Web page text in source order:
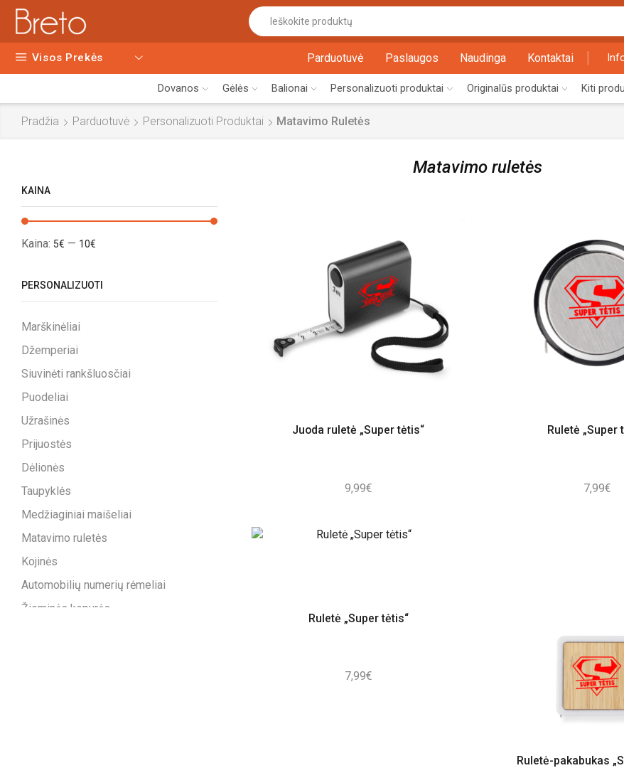
input
Visos Prekės Parduotuvė Paslaugos Naudinga Kontaktai
Dovanos Gėlės Balionai Personalizuoti produktai Originalūs produktai Kiti
Pradžia Parduotuvė Personalizuoti Produktai Matavimo Ruletės
Matavimo ruletės
Juoda ruletė „Super tėtis“
9,99€
Ruletė „Super
7,99€
Ruletė „Super tėtis“
7,99€
Ruletė-pakabukas
KAINA
Kaina: 5€ — 10€
PERSONALIZUOTI
Marškinėliai
Džemperiai
Siuvinėti rankšluosčiai
Puodeliai
Užrašinės
Prijuostės
Dėlionės
Taupyklės
Medžiaginiai maišeliai
Matavimo ruletės
Kojinės
Automobilių numerių rėmeliai
Žieminės kepurės